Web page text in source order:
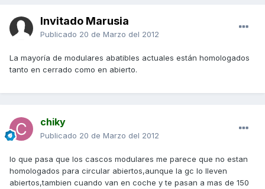
Invitado Marusia
Publicado 20 de Marzo del 2012
La mayoría de modulares abatibles actuales están homologados
tanto en cerrado como en abierto.
chiky
Publicado 20 de Marzo del 2012
lo que pasa que los cascos modulares me parece que no estan
homologados para circular abiertos,aunque la gc lo lleven
abiertos,tambien cuando van en coche y te pasan a mas de 150